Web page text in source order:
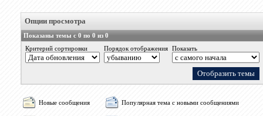
Опции просмотра
Показаны темы с 0 по 0 из 0
Критерий сортировки
Порядок отображения Показать
Новые сообщения Популярная тема с новыми сообщениями